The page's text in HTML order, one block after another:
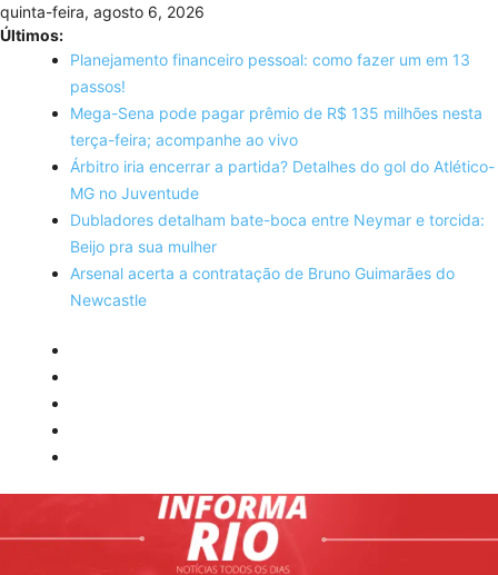
Skip
to
content
quinta-feira, agosto 6, 2026
Últimos:
Planejamento financeiro pessoal: como fazer um em 13
passos!
Mega-Sena pode pagar prêmio de R$ 135 milhões nesta
terça-feira; acompanhe ao vivo
Árbitro iria encerrar a partida? Detalhes do gol do Atlético-
MG no Juventude
Dubladores detalham bate-boca entre Neymar e torcida:
Beijo pra sua mulher
Arsenal acerta a contratação de Bruno Guimarães do
Newcastle